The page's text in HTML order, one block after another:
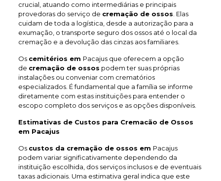
crucial, atuando como intermediárias e principais
provedoras do serviço de cremação de ossos . Elas
cuidam de toda a logística, desde a autorização para a
exumação, o transporte seguro dos ossos até o local da
cremação e a devolução das cinzas aos familiares.
Os cemitérios em Pacajus que oferecem a opção
de cremação de ossos podem ter suas próprias
instalações ou conveniar com crematórios
especializados. É fundamental que a família se informe
diretamente com estas instituições para entender o
escopo completo dos serviços e as opções disponíveis.
Estimativas de Custos para Cremacão de Ossos
em Pacajus
Os custos da cremação de ossos em Pacajus
podem variar significativamente dependendo da
instituição escolhida, dos serviços inclusos e de eventuais
taxas adicionais. Uma estimativa geral indica que este